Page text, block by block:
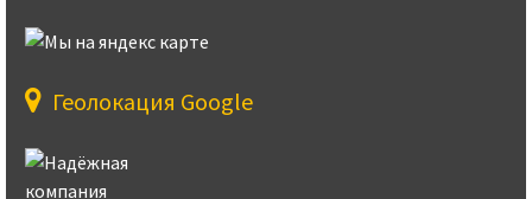
Геолокация Google